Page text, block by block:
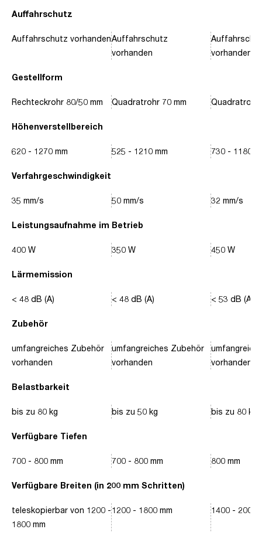
Auffahrschutz
Gestellform
Höhenverstellbereich
Verfahrgeschwindigkeit
Leistungsaufnahme im Betrieb
Lärmemission
Zubehör
Belastbarkeit
Verfügbare Tiefen
Verfügbare Breiten (in 200 mm Schritten)
Auffahrschutz vorhanden
Rechteckrohr 80/50 mm
620 - 1270 mm
35 mm/s
400 W
< 48 dB (A)
umfangreiches Zubehör
vorhanden
bis zu 80 kg
700 - 800 mm
teleskopierbar von 1200 -
1800 mm
Auffahrschutz
vorhanden
Quadratrohr 70 mm
525 - 1210 mm
50 mm/s
350 W
< 48 dB (A)
umfangreiches Zubehör
vorhanden
bis zu 50 kg
700 - 800 mm
1200 - 1800 mm
vorhanden
Quadratrohr
730 - 1180
32 mm/s
450 W
< 53 dB (A)
vorhanden
bis zu 80 kg
800 mm
1400 - 2000